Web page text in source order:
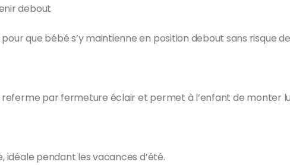
debout
que bébé s’y maintienne en position debout sans risque
referme par fermeture éclair et permet à l’enfant de monter
idéale pendant les vacances d’été.